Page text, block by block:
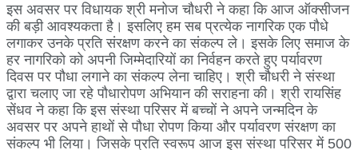
इस अवसर पर विधायक श्री मनोज चौधरी ने कहा कि आज ऑक्सीजन
की बड़ी आवश्यकता है। इसलिए हम सब प्रत्येक नागरिक एक पौधे
लगाकर उनके प्रति संरक्षण करने का संकल्प ले। इसके लिए समाज के
हर नागरिको को अपनी जिम्मेदारियों का निर्वहन करते हुए पर्यावरण
दिवस पर पौधा लगाने का संकल्प लेना चाहिए। श्री चौधरी ने संस्था
द्वारा चलाए जा रहे पौधारोपण अभियान की सराहना की। श्री रायसिंह
सेंधव ने कहा कि इस संस्था परिसर में बच्चों ने अपने जन्मदिन के
अवसर पर अपने हाथों से पौधा रोपण किया और पर्यावरण संरक्षण का
संकल्प भी लिया। जिसके प्रति स्वरूप आज इस संस्था परिसर में 500